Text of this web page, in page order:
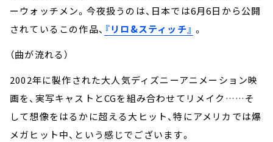
ーウォッチメン。今夜扱うのは、日本では6月6日から公開
されているこの作品、 『リロ&スティッチ』 。
（曲が流れる）
2002年に製作された大人気ディズニーアニメーション映
画を、実写キャストとCGを組み合わせてリメイク……そ
して想像をはるかに超える大ヒット、特にアメリカでは爆
メガヒット中、という感じでございます。